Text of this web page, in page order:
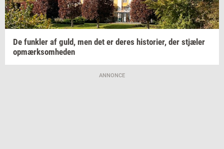
De funk­ler af guld, men det er deres hi­sto­ri­er, der stjæ­ler
op­mærk­som­he­den
ANNONCE